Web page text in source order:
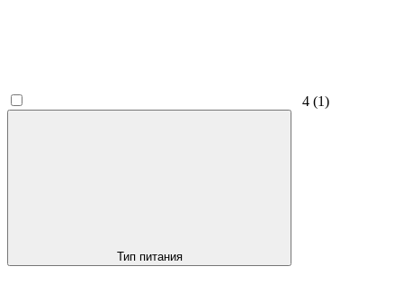
4 (1)
Тип питания